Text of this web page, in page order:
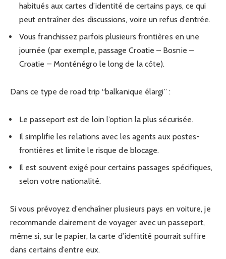
habitués aux cartes d’identité de certains pays, ce qui
peut entraîner des discussions, voire un refus d’entrée.
Vous franchissez parfois plusieurs frontières en une
journée (par exemple, passage Croatie – Bosnie –
Croatie – Monténégro le long de la côte).
Dans ce type de road trip “balkanique élargi” :
Le passeport est de loin l’option la plus sécurisée.
Il simplifie les relations avec les agents aux postes-
frontières et limite le risque de blocage.
Il est souvent exigé pour certains passages spécifiques,
selon votre nationalité.
Si vous prévoyez d’enchaîner plusieurs pays en voiture, je
recommande clairement de voyager avec un passeport,
même si, sur le papier, la carte d’identité pourrait suffire
dans certains d’entre eux.